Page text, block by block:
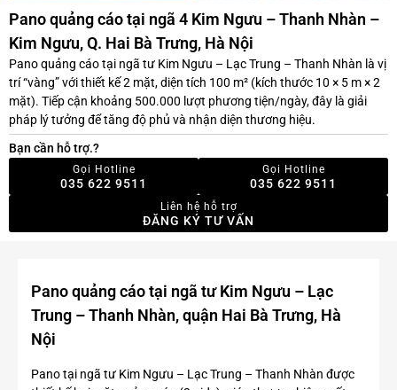
Pano quảng cáo tại ngã 4 Kim Ngưu – Thanh Nhàn –
Kim Ngưu, Q. Hai Bà Trưng, Hà Nội
Pano quảng cáo tại ngã tư Kim Ngưu – Lạc Trung – Thanh Nhàn là vị
trí “vàng” với thiết kế 2 mặt, diện tích 100 m² (kích thước 10 × 5 m × 2
mặt). Tiếp cận khoảng 500.000 lượt phương tiện/ngày, đây là giải
pháp lý tưởng để tăng độ phủ và nhận diện thương hiệu.
Bạn cần hỗ trợ.?
Gọi Hotline
035 622 9511
Gọi Hotline
035 622 9511
Liên hệ hỗ trợ
ĐĂNG KÝ TƯ VẤN
Pano quảng cáo tại ngã tư Kim Ngưu – Lạc
Trung – Thanh Nhàn, quận Hai Bà Trưng, Hà
Nội
Pano tại ngã tư Kim Ngưu – Lạc Trung – Thanh Nhàn được